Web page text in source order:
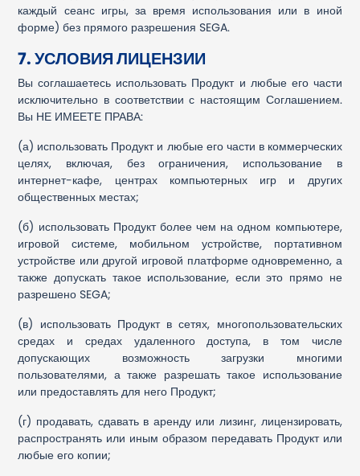
каждый сеанс игры, за время использования или в иной
форме) без прямого разрешения SEGA.
7. УСЛОВИЯ ЛИЦЕНЗИИ
Вы соглашаетесь использовать Продукт и любые его части
исключительно в соответствии с настоящим Соглашением.
Вы НЕ ИМЕЕТЕ ПРАВА:
(а) использовать Продукт и любые его части в коммерческих
целях, включая, без ограничения, использование в
интернет-кафе, центрах компьютерных игр и других
общественных местах;
(б) использовать Продукт более чем на одном компьютере,
игровой системе, мобильном устройстве, портативном
устройстве или другой игровой платформе одновременно, а
также допускать такое использование, если это прямо не
разрешено SEGA;
(в) использовать Продукт в сетях, многопользовательских
средах и средах удаленного доступа, в том числе
допускающих возможность загрузки многими
пользователями, а также разрешать такое использование
или предоставлять для него Продукт;
(г) продавать, сдавать в аренду или лизинг, лицензировать,
распространять или иным образом передавать Продукт или
любые его копии;